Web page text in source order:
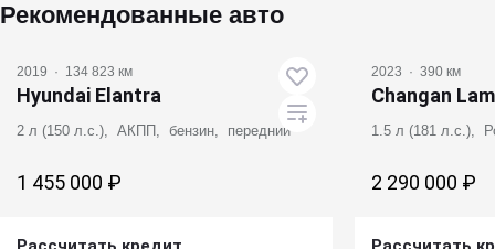
Рекомендованные авто
2019 · 134 823 км
Hyundai Elantra
2 л (150 л.с.), АКПП, бензин, передний
1 455 000 ₽
2023 · 390 км
Changan
1.5 л (181 л.с.),
2 290 000 ₽